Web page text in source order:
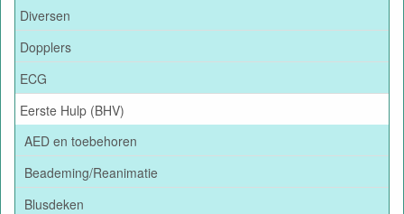
Diversen
Dopplers
ECG
Eerste Hulp (BHV)
AED en toebehoren
Beademing/Reanimatie
Blusdeken